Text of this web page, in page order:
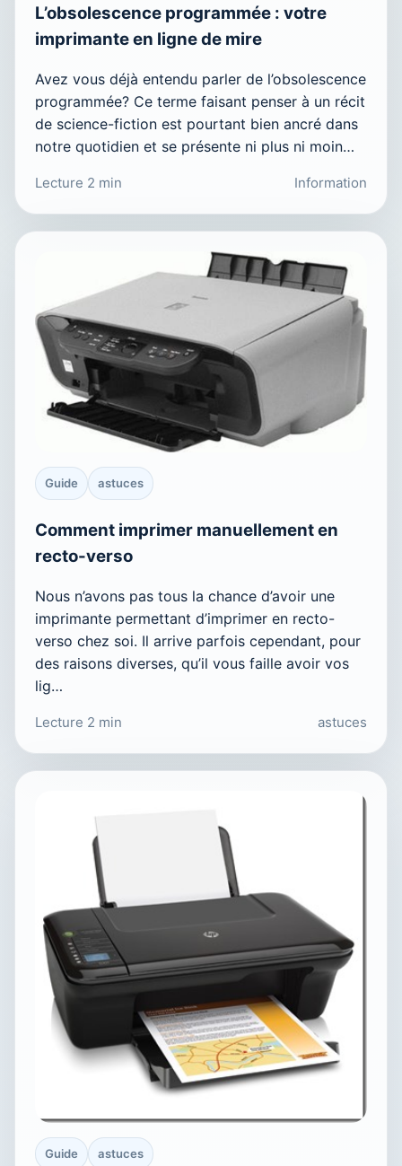
L’obsolescence programmée : votre
imprimante en ligne de mire
Avez vous déjà entendu parler de l’obsolescence
programmée? Ce terme faisant penser à un récit
de science-fiction est pourtant bien ancré dans
notre quotidien et se présente ni plus ni moin…
Lecture 2 min Information
Guide astuces
Comment imprimer manuellement en
recto-verso
Nous n’avons pas tous la chance d’avoir une
imprimante permettant d’imprimer en recto-
verso chez soi. Il arrive parfois cependant, pour
des raisons diverses, qu’il vous faille avoir vos
lig…
Lecture 2 min astuces
Guide astuces